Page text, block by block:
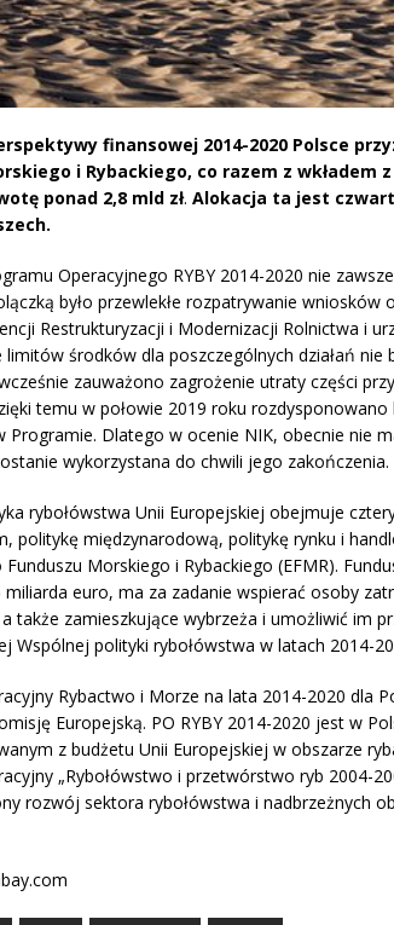
finansowej 2014-2020 Polsce
i Rybackiego, co razem z wkładem
ponad 2,8 mld zł. Alokacja ta jest
Operacyjnego RYBY 2014-2020 nie
było przewlekłe rozpatrywanie wniosków
Restrukturyzacji i Modernizacji Rolnictwa i
środków dla poszczególnych działań nie
zauważono zagrożenie utraty części
temu w połowie 2019 roku rozdysponowano
Programie. Dlatego w ocenie NIK, obecnie nie
wykorzystana do chwili jego zakończenia.
rybołówstwa Unii Europejskiej obejmuje
politykę międzynarodową, politykę rynku i
Funduszu Morskiego i Rybackiego (EFMR).
euro, ma za zadanie wspierać osoby
także zamieszkujące wybrzeża i umożliwić im
Wspólnej polityki rybołówstwa w latach 2014-
Rybactwo i Morze na lata 2014-2020 dla
Europejską. PO RYBY 2014-2020 jest w
z budżetu Unii Europejskiej w obszarze
„Rybołówstwo i przetwórstwo ryb 2004-
rozwój sektora rybołówstwa i nadbrzeżnych